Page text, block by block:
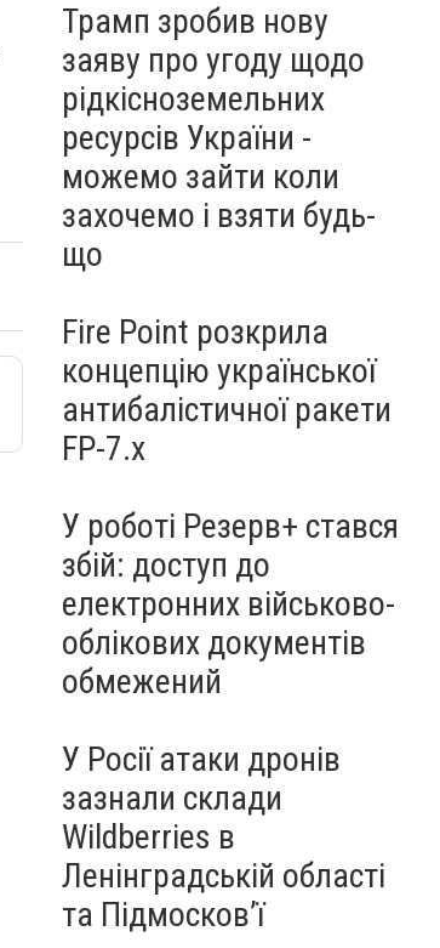
Польщі
Трамп зробив нову
заяву про угоду щодо
рідкісноземельних
ресурсів України -
можемо зайти коли
захочемо і взяти будь-
що
Fire Point розкрила
концепцію української
антибалістичної ракети
FP-7.x
У роботі Резерв+ стався
збій: доступ до
електронних військово-
облікових документів
обмежений
У Росії атаки дронів
зазнали склади
Wildberries в
Ленінградській області
та Підмосков’ї